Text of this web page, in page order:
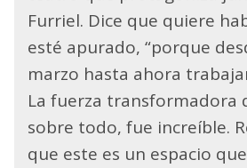
Furriel. Dice que quiere
esté apurado, “porque
marzo hasta ahora
La fuerza transformadora
sobre todo, fue increíble.
que este es un espacio